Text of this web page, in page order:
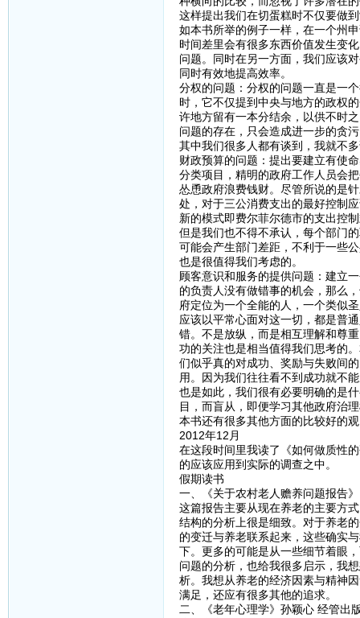
这样提出我们在切蛋糕时不仅要做
如本书所举的例子一样，在一个州
时间差里会有很多东西价值发生变
问题。同时在另一方面，我们应该
同时有效地提高效率。
分权的问题：分权的问题一直是一
时，它不仅提到中央与地方的政权
许地方留有一本分结余，以供不时
问题的存在，只会造成进一步的贪
其中我们很多人都有谈到，我就不
财政预算的问题：提出要建立有使
分类项目，精明的政府工作人员会
怂恿政府浪费钱财。尽管所说的是
处，对于三公消费支出的最好控制
新的模式即费尔菲尔德市的支出控
但是我们也不得不承认，每个部门
可能会产生部门差距，不利于一些
也是很值得我们考虑的。
顾客意识和服务的提供问题：建立
的负责人没有做错事的机会，那么
府定位为一个全能的人，一个类似
应该以平常心面对这一切，都是普
错。不是放纵，而是相互理解和尊
功的关注也是相当值得我们思考的
们似乎真的对成功、奖励与失败间
用。因为我们往往看不到成功就不
也是如此，我们很有必要明确的是
目，而盲从，即便学习其他政府治
本书还有很多其他方面的比较好的
2012年12月
在这段时间里我读了《如何做质性
的应该应用到实际的调查之中。
假期读书
一、《关于农村老人赡养问题报告》
这篇报告主要从现在养老的主要方
结构的分析上很是细致。对于养老
的变迁与养老联系起来，这些确实
下。更多的可能是从一些细节着眼
问题的分析，也给我很多启示，我
析。我想从养老的经济因素与精神
满足，还应有很多其他的追求。
二、《老年心理学》孙颖心 经管出